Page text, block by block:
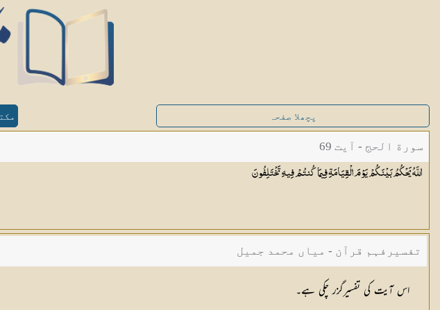
پچھلا صفحہ
سورة الحج - آیت 69
اللَّهُ يَحْكُمُ بَيْنَكُمْ يَوْمَ الْقِيَامَةِ فِيمَا كُنتُمْ فِيهِتَخْتَلِفُونَ
تفسیرفہم قرآن - میاں محمد جمیل
اس آیت کی تفسیرگزر چکی ہے۔